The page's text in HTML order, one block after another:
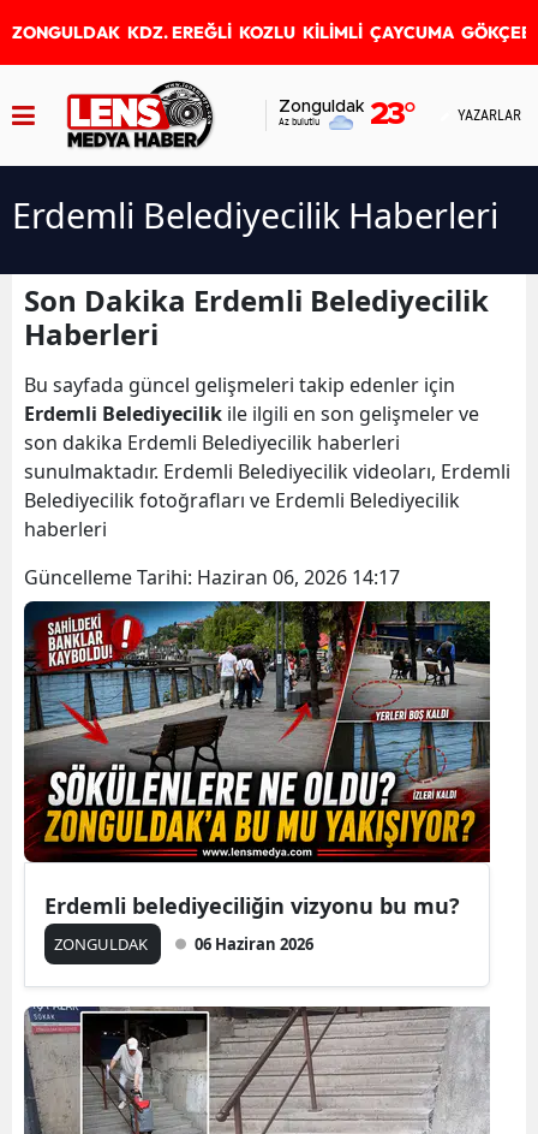
ZONGULDAK KDZ. EREĞLİ KOZLU KİLİMLİ ÇAYCUMA
Zonguldak
Az bulutlu 23° YAZARLAR
Erdemli Belediyecilik Haberleri
Son Dakika Erdemli Belediyecilik
Haberleri
Bu sayfada güncel gelişmeleri takip edenler için
Erdemli Belediyecilik ile ilgili en son gelişmeler ve
son dakika Erdemli Belediyecilik haberleri
sunulmaktadır. Erdemli Belediyecilik videoları, Erdemli
Belediyecilik fotoğrafları ve Erdemli Belediyecilik
haberleri
Güncelleme Tarihi: Haziran 06, 2026 14:17
Erdemli belediyeciliğin vizyonu bu mu?
ZONGULDAK 06 Haziran 2026